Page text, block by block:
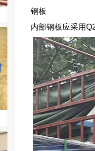
钢板
内部钢板应采用